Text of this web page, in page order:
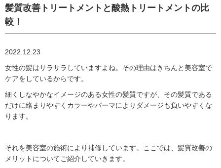
髪質改善トリートメントと酸熱トリートメントの比
較！
2022.12.23
女性の髪はサラサラしていますよね。その理由はきちんと美容室で
ケアをしているからです。
細くしなやかなイメージのある女性の髪質ですが、その髪質である
だけに絡まりやすくカラーやパーマによりダメージも負いやすくな
ります。
それを美容室の施術により補修しています。ここでは、髪質改善の
メリットについてご紹介していきます。